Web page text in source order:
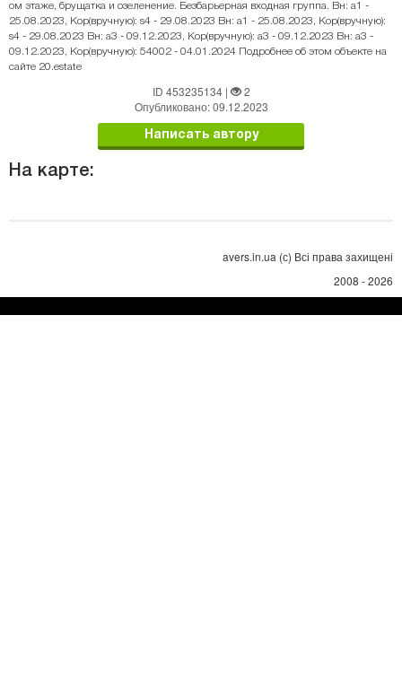
ом этаже, брущатка и озеленение. Безбарьерная входная группа. Вн: a1 -
25.08.2023, Кор(вручную): s4 - 29.08.2023 Вн: a1 - 25.08.2023, Кор(вручную):
s4 - 29.08.2023 Вн: a3 - 09.12.2023, Кор(вручную): a3 - 09.12.2023 Вн: a3 -
09.12.2023, Кор(вручную): 54002 - 04.01.2024 Подробнее об этом объекте на
сайте 20.estate
ID 453235134 |
2
Опубликовано: 09.12.2023
Написать автору
На карте:
avers.in.ua (с) Всі права захищені
2008 - 2026